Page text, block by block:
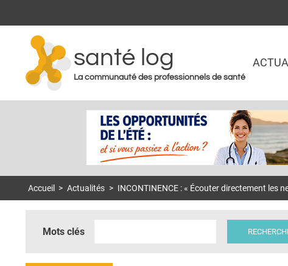
santé log
La communauté des professionnels de santé
Accueil > Actualités > INCONTINENCE : « Écouter directement les
Mots clés